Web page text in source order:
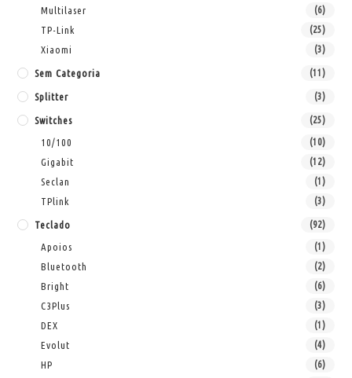
Multilaser (6)
TP-Link (25)
Xiaomi (3)
Sem Categoria (11)
Splitter (3)
Switches (25)
10/100 (10)
Gigabit (12)
Seclan (1)
TPlink (3)
Teclado (92)
Apoios (1)
Bluetooth (2)
Bright (6)
C3Plus (3)
DEX (1)
Evolut (4)
HP (6)